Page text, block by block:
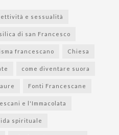
e sessualità
di san Francesco
francescano Chiesa
come diventare suora
Fonti Francescane
e l'Immacolata
spirituale